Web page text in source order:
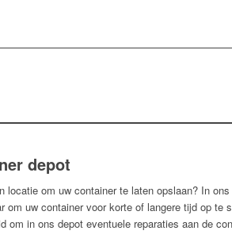
depot
locatie om uw container te laten opslaan? In
om uw container voor korte of langere tijd op te
om in ons depot eventuele reparaties aan de